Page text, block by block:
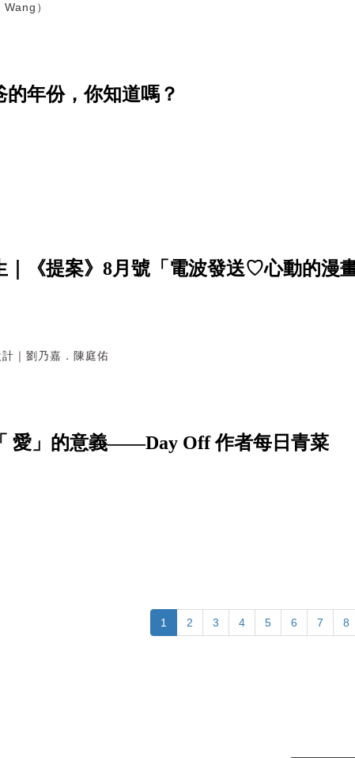
）
年份，你知道嗎？
｜《提案》8月號「電波發送♡心動的漫畫
｜劉乃嘉．陳庭佑
愛」的意義——Day Off 作者每日青菜
1 2 3 4 5 6 7 8